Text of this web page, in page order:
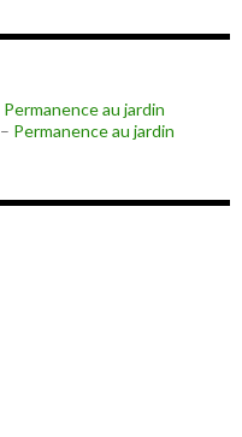
Permanence au jardin
– Permanence au jardin